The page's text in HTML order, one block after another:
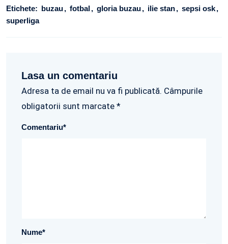
Etichete: buzau fotbal gloria buzau ilie stan sepsi osk
superliga
Lasa un comentariu
Adresa ta de email nu va fi publicată. Câmpurile
obligatorii sunt marcate *
Comentariu*
Nume*